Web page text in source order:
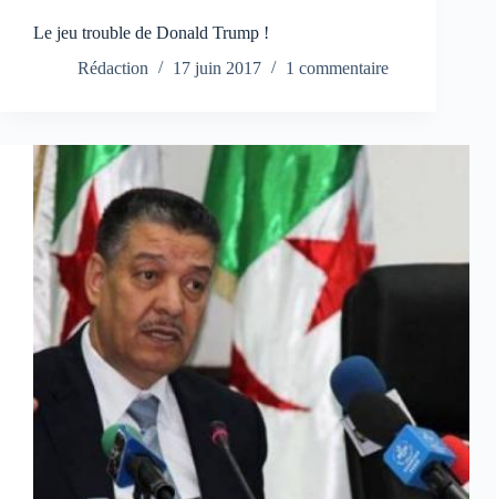
Le jeu trouble de Donald Trump !
Rédaction
17 juin 2017 1 commentaire